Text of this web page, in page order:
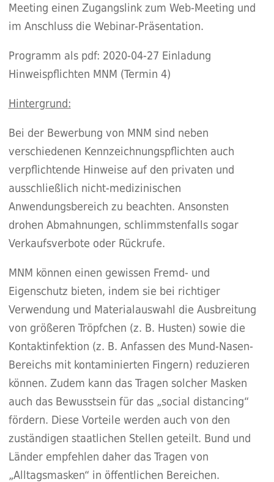
Meeting einen Zugangslink zum Web-Meeting und
im Anschluss die Webinar-Präsentation.
Programm als pdf: 2020-04-27 Einladung
Hinweispflichten MNM (Termin 4)
Hintergrund:
Bei der Bewerbung von MNM sind neben
verschiedenen Kennzeichnungspflichten auch
verpflichtende Hinweise auf den privaten und
ausschließlich nicht-medizinischen
Anwendungsbereich zu beachten. Ansonsten
drohen Abmahnungen, schlimmstenfalls sogar
Verkaufsverbote oder Rückrufe.
MNM können einen gewissen Fremd- und
Eigenschutz bieten, indem sie bei richtiger
Verwendung und Materialauswahl die Ausbreitung
von größeren Tröpfchen (z. B. Husten) sowie die
Kontaktinfektion (z. B. Anfassen des Mund-Nasen-
Bereichs mit kontaminierten Fingern) reduzieren
können. Zudem kann das Tragen solcher Masken
auch das Bewusstsein für das „social distancing“
fördern. Diese Vorteile werden auch von den
zuständigen staatlichen Stellen geteilt. Bund und
Länder empfehlen daher das Tragen von
„Alltagsmasken“ in öffentlichen Bereichen.